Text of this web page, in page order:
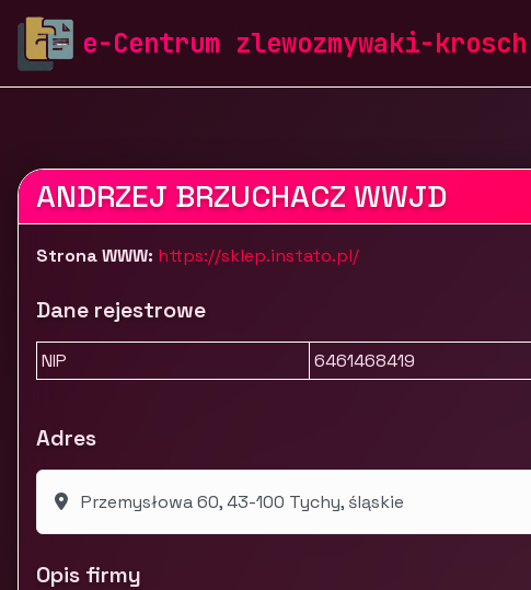
e-Centrum zlewozmywaki-
zlewozmywaki-krosch.pl Firmy Budownictwo i
Instato
ANDRZEJ BRZUCHACZ WWJD
Strona WWW: https://sklep.instato.pl/
Dane rejestrowe
NIP 6461468419
Adres
Przemysłowa 60, 43-100 Tychy, śląskie
Opis firmy